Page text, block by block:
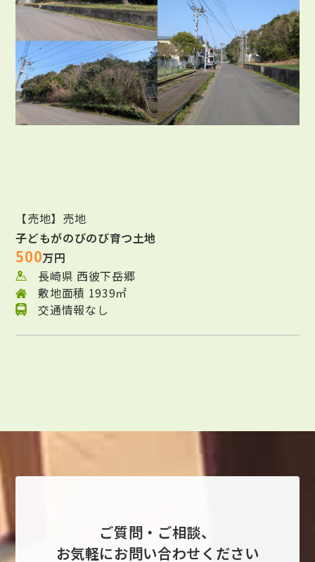
【売地】売地
子どもがのびのび育つ土地
500万円
長崎県 西彼下岳郷
敷地面積 1939㎡
交通情報なし
ご質問・ご相談、
お気軽にお問い合わせください